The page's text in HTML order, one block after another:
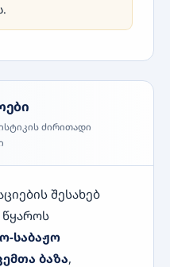
ძირითადი
შესახებ
საბაჟო
ბაზა,